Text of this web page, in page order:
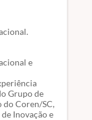
e
Grupo de
do Coren/SC,
Inovação e